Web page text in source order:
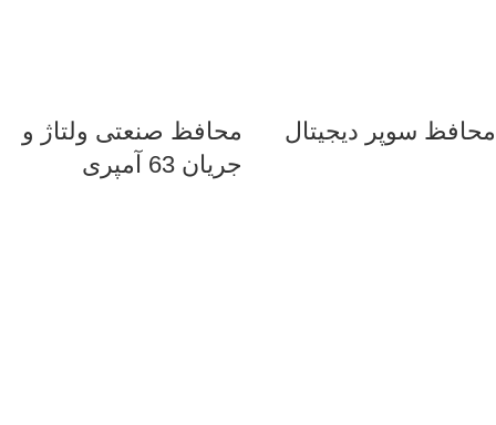
محافظ سوپر دیجیتال
محافظ صنعتی ولتاژ و
جریان 63 آمپری